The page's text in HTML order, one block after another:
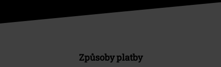
Způsoby platby